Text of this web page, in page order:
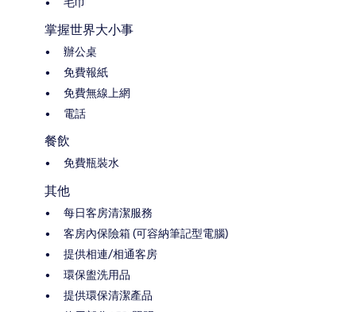
掌握世界大小事
辦公桌
免費報紙
免費無線上網
電話
餐飲
免費瓶裝水
其他
每日客房清潔服務
客房內保險箱 (可容納筆記型電腦)
提供相連/相通客房
環保盥洗用品
提供環保清潔產品